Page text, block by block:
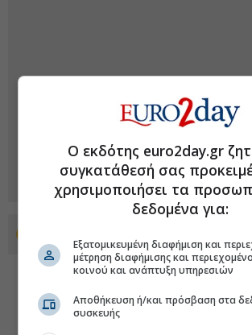
Ο εκδότης euro2day.gr
συγκατάθεσή σας
χρησιμοποιήσει τα
δεδομένα για:
Εξατομικευμένη διαφήμιση και
μέτρηση διαφήμισης και
κοινού και ανάπτυξη υπηρεσιών
Αποθήκευση ή/και πρόσβαση στα
συσκευής